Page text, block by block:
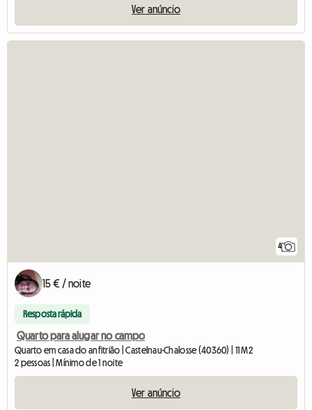
Ver anúncio
4
15 € / noite
Resposta rápida
Quarto para alugar no campo
Quarto em casa do anfitrião | Castelnau-Chalosse (40360) | 11 M2
2 pessoas | Mínimo de 1 noite
Ver anúncio